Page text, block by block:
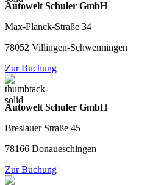
Autowelt Schuler GmbH
Max-Planck-Straße 34
78052 Villingen-Schwenningen
Zur Buchung
Autowelt Schuler GmbH
Breslauer Straße 45
78166 Donaueschingen
Zur Buchung